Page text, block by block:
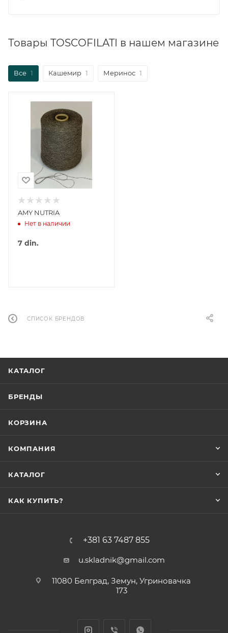
Товары TOSCOFILATI в нашем магазине
Все 1 Кашемир 1 Меринос 1
AMY NUTRIA
Нет в наличии
7 din.
СПИСОК БРЕНДОВ
КАТАЛОГ
БРЕНДЫ
КОРЗИНА
КОМПАНИЯ
КАТАЛОГ
КАК КУПИТЬ?
+381 63 7487 855
u.skladnik@gmail.com
11080 Белград, Земун, Угриновачка
173